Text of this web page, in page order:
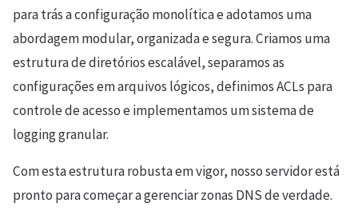
para trás a configuração monolítica e adotamos uma
abordagem modular, organizada e segura. Criamos uma
estrutura de diretórios escalável, separamos as
configurações em arquivos lógicos, definimos ACLs para
controle de acesso e implementamos um sistema de
logging granular.
Com esta estrutura robusta em vigor, nosso servidor está
pronto para começar a gerenciar zonas DNS de verdade.